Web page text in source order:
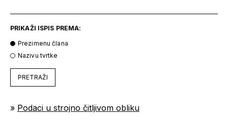
PRIKAŽI ISPIS PREMA:
Prezimenu člana
Nazivu tvrtke
PRETRAŽI
» Podaci u strojno čitljivom obliku